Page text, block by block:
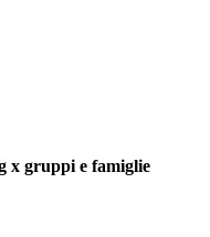
x gruppi e famiglie